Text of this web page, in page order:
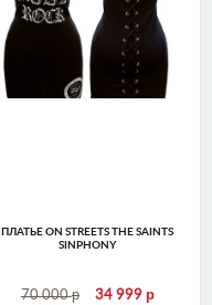
ПЛАТЬЕ ON STREETS THE SAINTS
SINPHONY
70 000р 34 999 р